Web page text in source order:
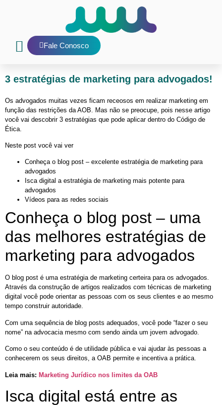
Fale Conosco
3 estratégias de marketing para advogados!
Os advogados muitas vezes ficam receosos em realizar marketing em
função das restrições da AOB. Mas não se preocupe, pois nesse artigo
você vai descobrir 3 estratégias que pode aplicar dentro do Código de
Ética.
Neste post você vai ver
Conheça o blog post – excelente estratégia de marketing para
advogados
Isca digital a estratégia de marketing mais potente para
advogados
Vídeos para as redes sociais
Conheça o blog post – uma
das melhores estratégias de
marketing para advogados
O blog post é uma estratégia de marketing certeira para os advogados.
Através da construção de artigos realizados com técnicas de marketing
digital você pode orientar as pessoas com os seus clientes e ao mesmo
tempo construir autoridade.
Com uma sequência de blog posts adequados, você pode “fazer o seu
nome” na advocacia mesmo com sendo ainda um jovem advogado.
Como o seu conteúdo é de utilidade pública e vai ajudar às pessoas a
conhecerem os seus direitos, a OAB permite e incentiva a prática.
Leia mais: Marketing Jurídico nos limites da OAB
Isca digital está entre as